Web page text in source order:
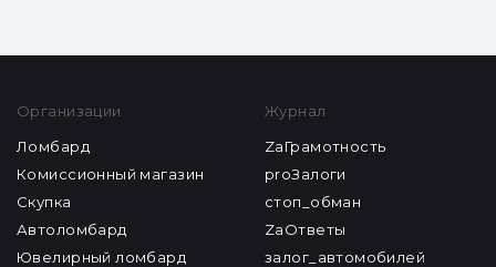
Организации
Ломбард
Комиссионный магазин
Скупка
Автоломбард
Ювелирный ломбард
Журнал
ZaГрамотность
proЗалоги
стоп_обман
ZaОтветы
залог_автомобилей